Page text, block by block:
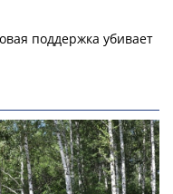
поддержка убивает